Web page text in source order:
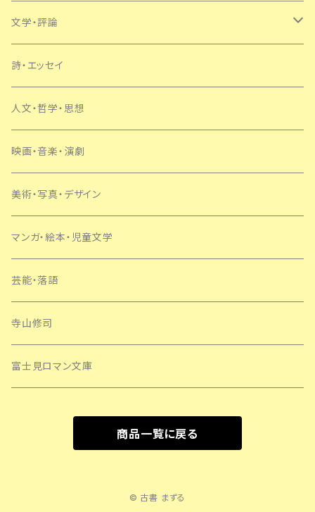
文学・評論
日本
外国
SF・ミステリー
詩・エッセイ
人文・哲学・思想
映画・音楽・演劇
美術・写真・デザイン
マンガ・絵本・児童文学
芸能・落語
寺山修司
富士見ロマン文庫
商品一覧に戻る
© 古書 まずる